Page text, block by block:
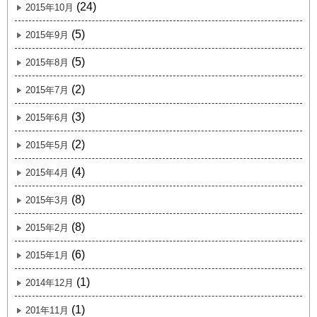
2015年10月 (24)
2015年9月 (5)
2015年8月 (5)
2015年7月 (2)
2015年6月 (3)
2015年5月 (2)
2015年4月 (4)
2015年3月 (8)
2015年2月 (8)
2015年1月 (6)
2014年12月 (1)
201年11月 (1)